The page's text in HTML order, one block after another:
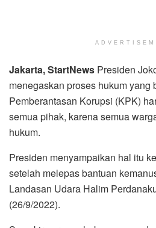
Jakarta, StartNews Presiden
menegaskan proses hukum yang
Pemberantasan Korupsi (KPK)
semua pihak, karena semua
hukum.
Presiden menyampaikan hal itu
setelah melepas bantuan
Landasan Udara Halim
(26/9/2022).